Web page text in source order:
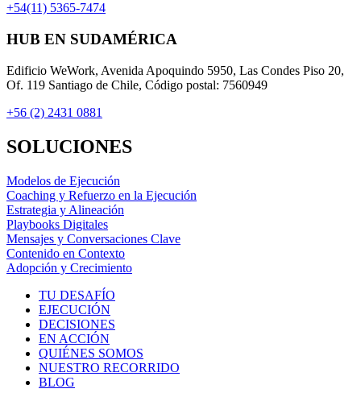
+54(11) 5365-7474
HUB EN SUDAMÉRICA
Edificio WeWork, Avenida Apoquindo 5950, Las Condes Piso 20,
Of. 119 Santiago de Chile, Código postal: 7560949
+56 (2) 2431 0881
SOLUCIONES
Modelos de Ejecución
Coaching y Refuerzo en la Ejecución
Estrategia y Alineación
Playbooks Digitales
Mensajes y Conversaciones Clave
Contenido en Contexto
Adopción y Crecimiento
TU DESAFÍO
EJECUCIÓN
DECISIONES
EN ACCIÓN
QUIÉNES SOMOS
NUESTRO RECORRIDO
BLOG